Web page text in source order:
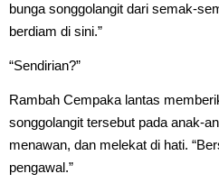
bunga songgolangit dari semak-
berdiam di sini.”
“Sendirian?”
Rambah Cempaka lantas
songgolangit tersebut pada anak-
menawan, dan melekat di hati.
pengawal.”